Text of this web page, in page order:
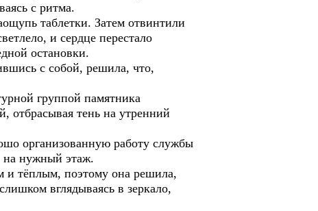
с ритма.
таблетки. Затем отвинтили
и сердце перестало
остановки.
с собой, решила, что,
группой памятника
отбрасывая тень на утренний
организованную работу службы
на нужный этаж.
и тёплым, поэтому она решила,
вглядываясь в зеркало,